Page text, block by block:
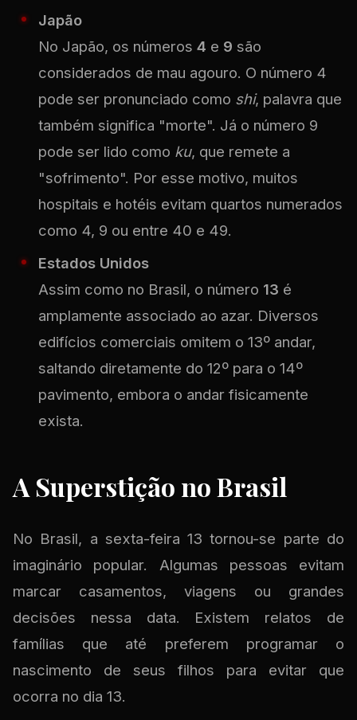
Japão
No Japão, os números 4 e 9 são
considerados de mau agouro. O número 4
pode ser pronunciado como shi, palavra que
também significa "morte". Já o número 9
pode ser lido como ku, que remete a
"sofrimento". Por esse motivo, muitos
hospitais e hotéis evitam quartos numerados
como 4, 9 ou entre 40 e 49.
Estados Unidos
Assim como no Brasil, o número 13 é
amplamente associado ao azar. Diversos
edifícios comerciais omitem o 13º andar,
saltando diretamente do 12º para o 14º
pavimento, embora o andar fisicamente
exista.
A Superstição no Brasil
No Brasil, a sexta-feira 13 tornou-se parte do
imaginário popular. Algumas pessoas evitam
marcar casamentos, viagens ou grandes
decisões nessa data. Existem relatos de
famílias que até preferem programar o
nascimento de seus filhos para evitar que
ocorra no dia 13.